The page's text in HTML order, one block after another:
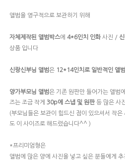
앨범을 영구적으로 보관하기 위해
자체제작된 앨범박스에 4*6인치 인화 사진 /
상품 입니다
신랑신부님 앨범은 12*14인치로 일반적인 앨
양가부모님 앨범은 기존 원판만 들어가는 앨범
즈는 조금 작게 30p에 스냅 및 원판등 많은 사
(부모님들은 보관이 힘드신 점이 있으셔서 작
도 이 사이즈로 해드렸습니다^^ )
*프리미엄형은
앨범에 많은 양에 사진을 넣고 싶은 분들에게